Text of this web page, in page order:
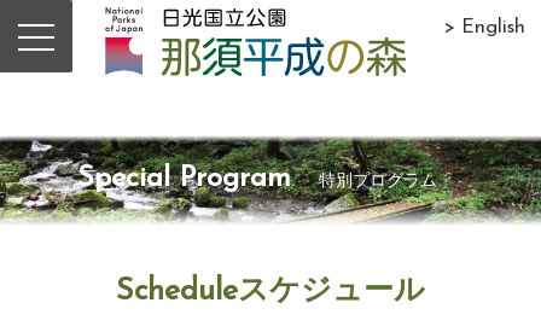
> English
Special Program 特別プログラム
Scheduleスケジュール